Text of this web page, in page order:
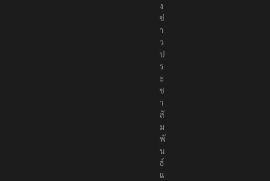
ง
ข่
า
ว
ป
ร
ะ
ช
า
สั
ม
พั
น
ธ์
แ